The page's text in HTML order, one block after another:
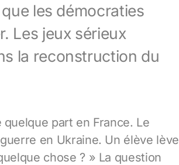
les démocraties
Les jeux sérieux
la reconstruction du
part en France. Le
en Ukraine. Un élève lève
chose ? » La question